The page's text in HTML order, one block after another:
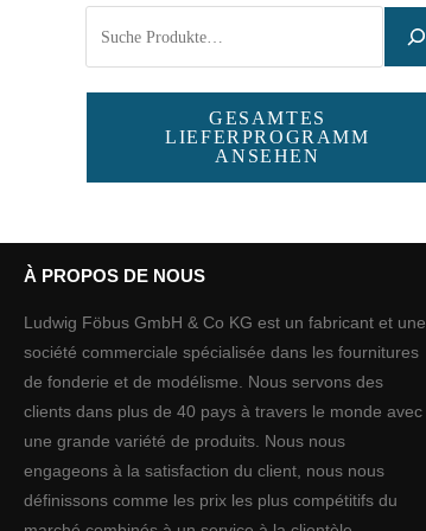
GESAMTES
LIEFERPROGRAMM
ANSEHEN
À PROPOS DE NOUS
Ludwig Föbus GmbH & Co KG est un fabricant et une
société commerciale spécialisée dans les fournitures
de fonderie et de modélisme. Nous servons des
clients dans plus de 40 pays à travers le monde avec
une grande variété de produits. Nous nous
engageons à la satisfaction du client, nous nous
définissons comme les prix les plus compétitifs du